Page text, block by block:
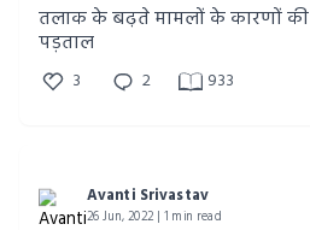
तलाक के बढ़ते मामलों के कारणों की
पड़ताल
3 2 933
Avanti Srivastav
26 Jun, 2022 | 1 min read